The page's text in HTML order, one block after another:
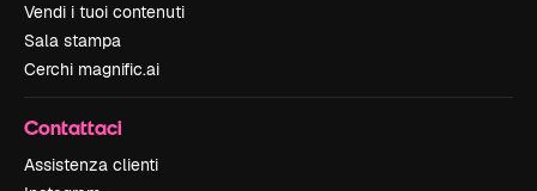
Vendi i tuoi contenuti
Sala stampa
Cerchi magnific.ai
Contattaci
Assistenza clienti